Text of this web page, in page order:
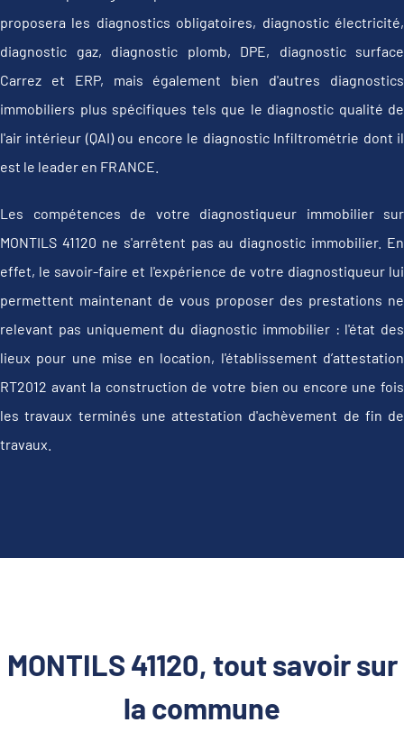
proposera les diagnostics obligatoires, diagnostic électricité,
diagnostic gaz, diagnostic plomb, DPE, diagnostic surface
Carrez et ERP, mais également bien d'autres diagnostics
immobiliers plus spécifiques tels que le diagnostic qualité de
l'air intérieur (QAI) ou encore le diagnostic Infiltrométrie dont il
est le leader en FRANCE.
Les compétences de votre diagnostiqueur immobilier sur
MONTILS 41120 ne s'arrêtent pas au diagnostic immobilier. En
effet, le savoir-faire et l'expérience de votre diagnostiqueur lui
permettent maintenant de vous proposer des prestations ne
relevant pas uniquement du diagnostic immobilier : l'état des
lieux pour une mise en location, l'établissement d’attestation
RT2012 avant la construction de votre bien ou encore une fois
les travaux terminés une attestation d'achèvement de fin de
travaux.
MONTILS 41120, tout savoir sur
la commune